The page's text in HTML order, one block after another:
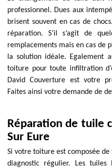
professionnel. Dues aux
brisent souvent en cas de
réparation. S’il s’agit de
remplacements mais en cas de
la solution idéale. Egalement
toiture pour toute infiltration
David Couverture est votre
Faites ainsi votre demande de
Réparation de tuile
Sur Eure
Si votre toiture est composée
diagnostic régulier. Les